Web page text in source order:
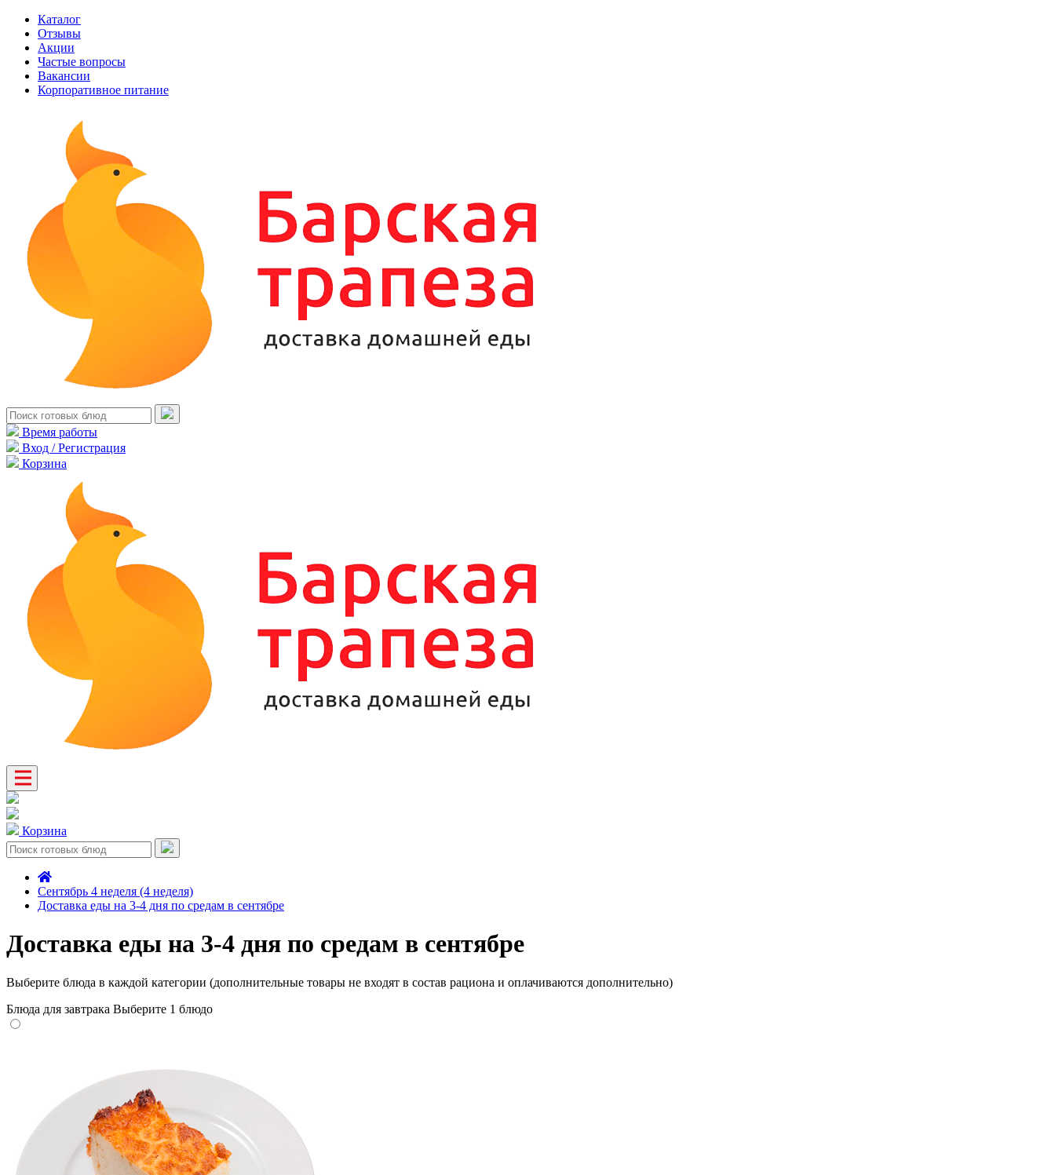
Каталог
Отзывы
Акции
Частые вопросы
Вакансии
Корпоративное питание
Время работы
Вход / Регистрация
Корзина
Корзина
Сентябрь 4 неделя (4 неделя)
Доставка еды на 3-4 дня по средам в сентябре
Доставка еды на 3-4 дня по средам в сентябре
Выберите блюда в каждой категории (дополнительные товары не входят в состав рациона и оплачиваются дополнительно)
Блюда для завтрака Выберите 1 блюдо